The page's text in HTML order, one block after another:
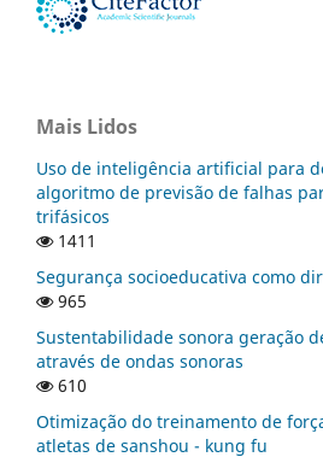
Mais Lidos
Uso de inteligência artificial para
algoritmo de previsão de falhas
trifásicos
1411
Segurança socioeducativa como
965
Sustentabilidade sonora geração
através de ondas sonoras
610
Otimização do treinamento de
atletas de sanshou - kung fu